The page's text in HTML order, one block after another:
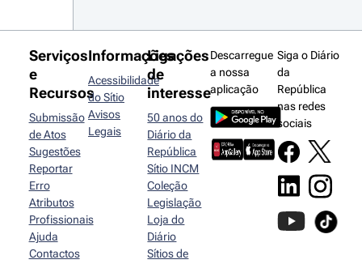
Serviços
e
Recursos
Submissão
de Atos
Sugestões
Reportar
Erro
Atributos
Profissionais
Ajuda
Contactos
Informações
Acessibilidade
do Sítio
Avisos
Legais
Ligações
de
interesse
50 anos do
Diário da
República
Sítio INCM
Coleção
Legislação
Loja do
Diário
Sítios de
Descarregue
a nossa
aplicação
Siga o Diário
da
República
nas redes
sociais